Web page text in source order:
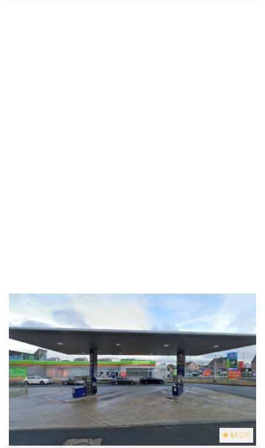
4.1 (27)